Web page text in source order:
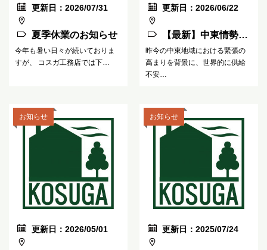
更新日：2026/07/31
夏季休業のお知らせ
今年も暑い日々が続いておりま
すが、 コスガ工務店では下…
更新日：2026/06/22
【最新】中東情勢の
緊迫化に伴う工事へ
の影響について
昨今の中東地域における緊張の
高まりを背景に、世界的に供給
不安…
お知らせ
更新日：2026/05/01
お知らせ
更新日：2025/07/24